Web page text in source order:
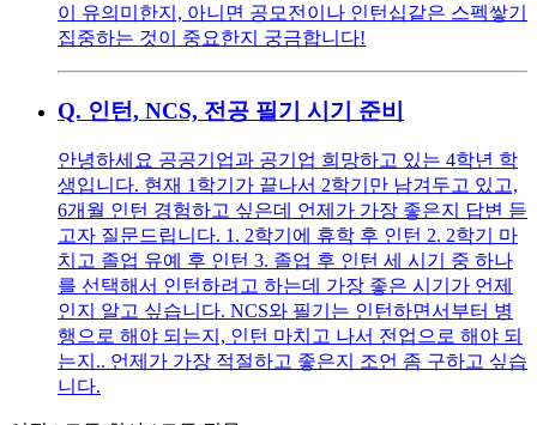
이 유의미한지, 아니면 공모전이나 인턴십같은 스펙쌓기
집중하는 것이 중요한지 궁금합니다!
Q. 인턴, NCS, 전공 필기 시기 준비
안녕하세요 공공기업과 공기업 희망하고 있는 4학년 학
생입니다. 현재 1학기가 끝나서 2학기만 남겨두고 있고,
6개월 인턴 경험하고 싶은데 언제가 가장 좋은지 답변 듣
고자 질문드립니다. 1. 2학기에 휴학 후 인턴 2. 2학기 마
치고 졸업 유예 후 인턴 3. 졸업 후 인턴 세 시기 중 하나
를 선택해서 인턴하려고 하는데 가장 좋은 시기가 언제
인지 알고 싶습니다. NCS와 필기는 인턴하면서부터 병
행으로 해야 되는지, 인턴 마치고 나서 전업으로 해야 되
는지.. 언제가 가장 적절하고 좋은지 조언 좀 구하고 싶습
니다.